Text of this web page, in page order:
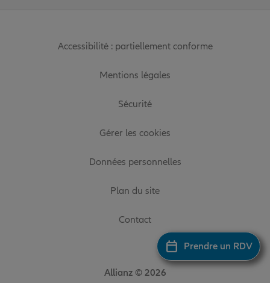
Prendre un RDV
Accessibilité : partiellement conforme
Mentions légales
Sécurité
Gérer les cookies
Données personnelles
Plan du site
Contact
Allianz © 2026